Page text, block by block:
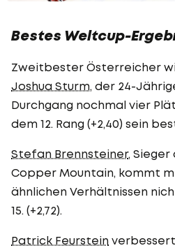
Bestes Weltcup-
Zweitbester Österreicher
Joshua Sturm, der 24-
Durchgang nochmal vier
dem 12. Rang (+2,40) sein
Stefan Brennsteiner, Sieger
Copper Mountain, kommt
ähnlichen Verhältnissen
15. (+2,72).
Patrick Feurstein